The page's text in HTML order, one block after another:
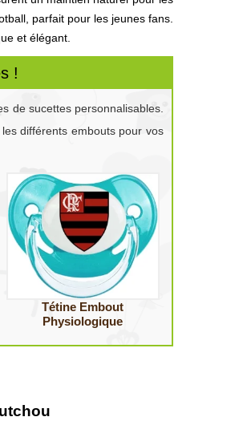
parfait pour les jeunes fans.
et élégant.
!
de sucettes personnalisables.
différents embouts pour vos
Tétine Embout
Physiologique